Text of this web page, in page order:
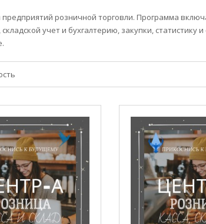
розничной торговли. Программа
учет и бухгалтерию, закупки, статистику